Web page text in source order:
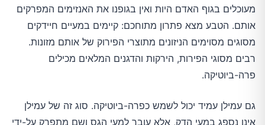
מעוכלים בגוף האדם היות ואין בגופנו את האנזימים המפרקים
אותם. הטבע מצא פתרון מתוחכם: קיימים במעיים חיידקים
מסוגים מסוימים הניזונים מתוצרי הפירוק של אותם מזונות.
רבים מסוגי הפירות, הירקות והדגנים המלאים מכילים
פרה-ביוטיקה.
גם עמילן עמיד יכול לשמש כפרה-ביוטיקה. סוג זה של עמילן
אינו נספג במעי הדק, אלא עובר למעי הגס ושם מתפרק על-ידי